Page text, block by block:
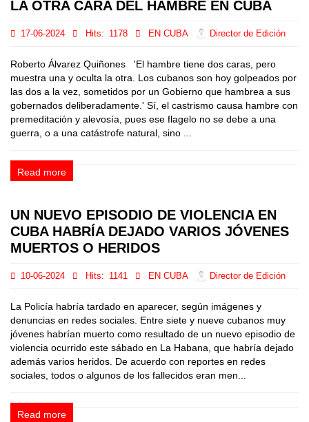
LA OTRA CARA DEL HAMBRE EN CUBA
17-06-2024 Hits: 1178 EN CUBA Director de Edición
Roberto Álvarez Quiñones 'El hambre tiene dos caras, pero
muestra una y oculta la otra. Los cubanos son hoy golpeados por
las dos a la vez, sometidos por un Gobierno que hambrea a sus
gobernados deliberadamente.' Sí, el castrismo causa hambre con
premeditación y alevosía, pues ese flagelo no se debe a una
guerra, o a una catástrofe natural, sino ...
Read more
UN NUEVO EPISODIO DE VIOLENCIA EN
CUBA HABRÍA DEJADO VARIOS JÓVENES
MUERTOS O HERIDOS
10-06-2024 Hits: 1141 EN CUBA Director de Edición
La Policía habría tardado en aparecer, según imágenes y
denuncias en redes sociales. Entre siete y nueve cubanos muy
jóvenes habrían muerto como resultado de un nuevo episodio de
violencia ocurrido este sábado en La Habana, que habría dejado
además varios heridos. De acuerdo con reportes en redes
sociales, todos o algunos de los fallecidos eran men...
Read more